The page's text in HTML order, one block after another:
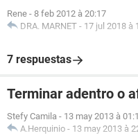
Rene - 8 feb 2012 à 20:17
DRA. MARNET - 17 jul 2018 à
7 respuestas
Terminar adentro o
Stefy Camila - 13 may 2013 à
A.Herquinio - 13 may 2013 à